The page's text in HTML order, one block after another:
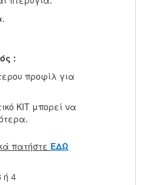
:
προφίλ για
ΚΙΤ μπορεί να
πατήστε ΕΔΩ
ή 4